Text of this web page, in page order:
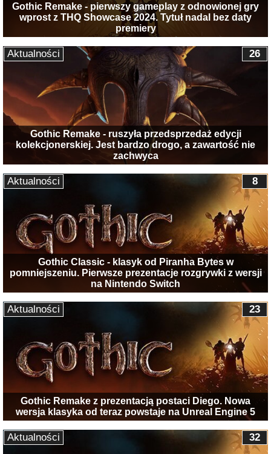
Gothic Remake - pierwszy gameplay z odnowionej gry
wprost z THQ Showcase 2024. Tytuł nadal bez daty
premiery
Gothic Remake - ruszyła przedsprzedaż edycji
kolekcjonerskiej. Jest bardzo drogo, a zawartość nie
zachwyca
26
Aktualności
Gothic Classic - klasyk od Piranha Bytes w
pomniejszeniu. Pierwsze prezentacje rozgrywki z wersji
na Nintendo Switch
8
Aktualności
Gothic Remake z prezentacją postaci Diego. Nowa
wersja klasyka od teraz powstaje na Unreal Engine 5
23
Aktualności
32
Aktualności